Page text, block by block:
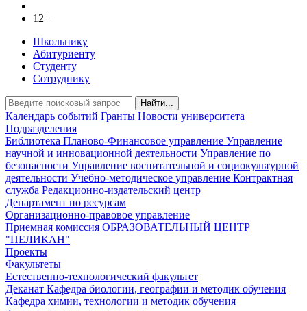
12+
Школьнику
Абитуриенту
Студенту
Сотруднику
Найти...
Календарь событий Гранты Новости университета
Подразделения
Библиотека Планово-Финансовое управление Управление
научной и инновационной деятельности Управление по
безопасности Управление воспитательной и социокультурной
деятельности Учебно-методическое управление Контрактная
служба Редакционно-издательский центр
Департамент по ресурсам
Организационно-правовое управление
Приемная комиссия ОБРАЗОВАТЕЛЬНЫЙ ЦЕНТР
"ПЕЛИКАН"
Проекты
Факультеты
Естественно-технологический факультет
Деканат Кафедра биологии, географии и методик обучения
Кафедра химии, технологии и методик обучения